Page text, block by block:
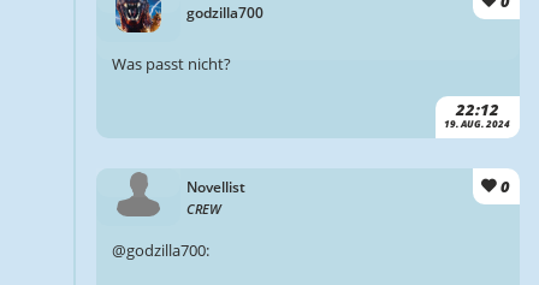
godzilla700
22:12
19. AUG. 2024
Was passt nicht?
Novellist
CREW
0
@godzilla700: